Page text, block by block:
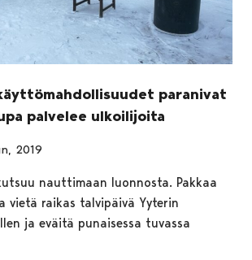
paranivat
palvelee ulkoilijoita
2019
nauttimaan luonnosta. Pakkaa
vietä raikas talvipäivä Yyterin
ja eväitä punaisessa tuvassa